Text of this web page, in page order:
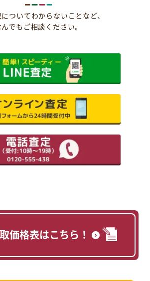
ついてわからないことなど、
んでもご相談ください。
価格表はこちら！